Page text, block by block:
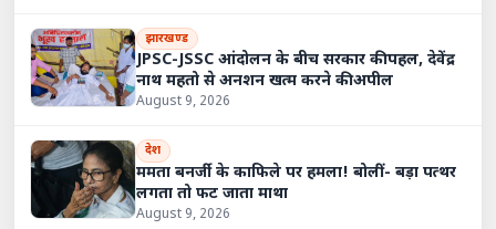
झारखण्ड
JPSC-JSSC आंदोलन के बीच सरकार की पहल, देवेंद्र
नाथ महतो से अनशन खत्म करने की अपील
August 9, 2026
देश
ममता बनर्जी के काफिले पर हमला! बोलीं- बड़ा पत्थर
लगता तो फट जाता माथा
August 9, 2026